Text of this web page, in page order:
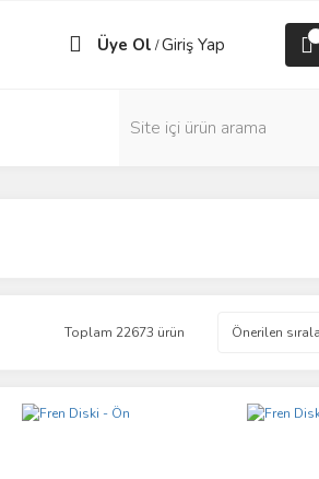
Üye Ol /Giriş Yap
Toplam 22673 ürün